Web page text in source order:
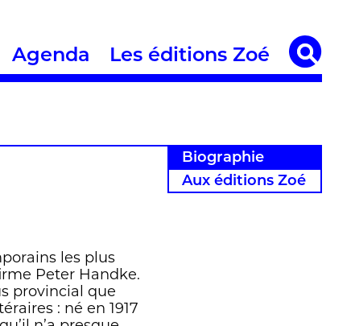
Agenda Les éditions Zoé
Biographie
Aux éditions Zoé
les plus
Peter Handke.
provincial que
: né en 1917